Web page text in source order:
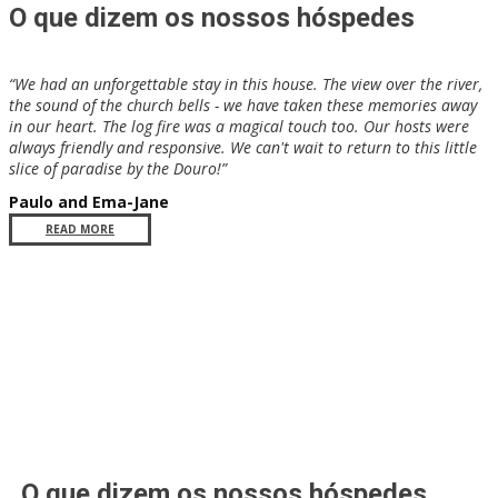
O que dizem os nossos hóspedes
​“​We had an unforgettable stay in this house. The view over the river,
the sound of the church bells - we have taken these memories away
in our heart. The log fire was a magical touch too. Our hosts were
always friendly and responsive. We can't wait to return to this little
slice of paradise by the Douro!”
​Paulo and Ema-Jane
READ MORE